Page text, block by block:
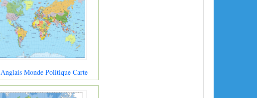
Anglais Monde Politique Carte